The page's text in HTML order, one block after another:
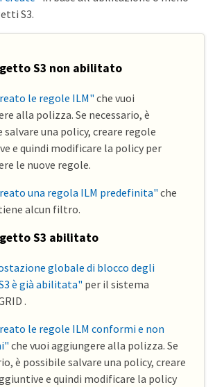
S3.
S3 non abilitato
le regole ILM" che vuoi
alla polizza. Se necessario, è
salvare una policy, creare regole
e quindi modificare la policy per
le nuove regole.
una regola ILM predefinita" che
alcun filtro.
S3 abilitato
globale di blocco degli
è già abilitata" per il sistema
.
le regole ILM conformi e non
che vuoi aggiungere alla polizza. Se
è possibile salvare una policy, creare
e quindi modificare la policy